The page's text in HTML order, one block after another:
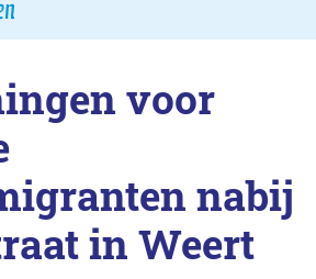
voor
nabij
in Weert